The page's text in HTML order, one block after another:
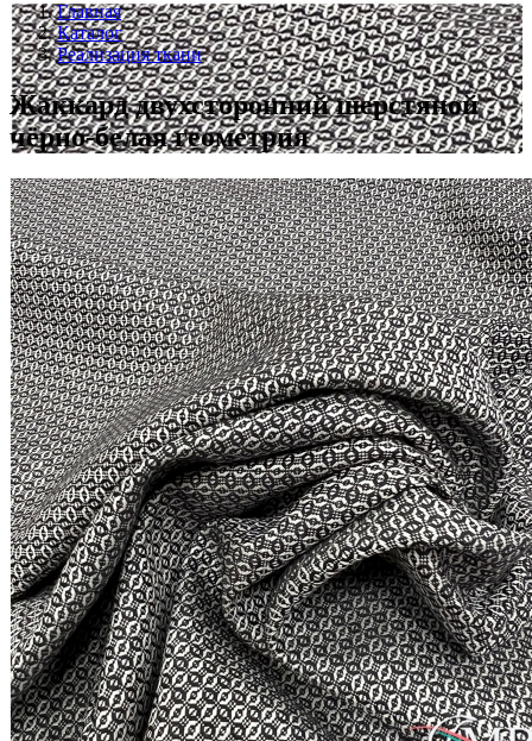
Главная
Каталог
Реализация ткани
Жаккард двухсторонний шерстяной
чёрно-белая геометрия